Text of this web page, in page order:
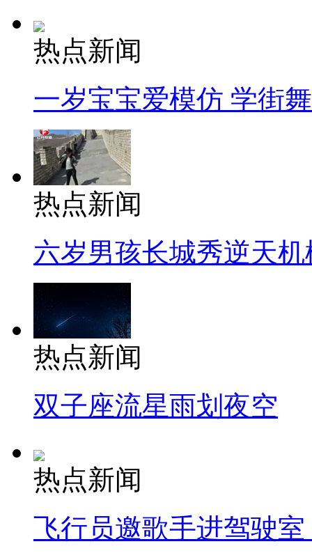
热点新闻
一岁宝宝爱模仿 学街
热点新闻
六岁男孩长城秀逆天机
热点新闻
双子座流星雨划夜空
热点新闻
飞行员邀歌手进驾驶